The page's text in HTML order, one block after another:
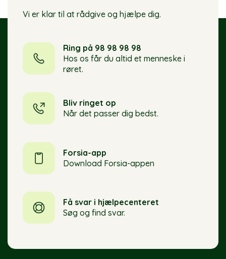
Vi er klar til at rådgive og hjælpe dig.
Ring på 98 98 98 98
Hos os får du altid et menneske i
røret.
Bliv ringet op
Når det passer dig bedst.
Forsia-app
Download Forsia-appen
Få svar i hjælpecenteret
Søg og find svar.